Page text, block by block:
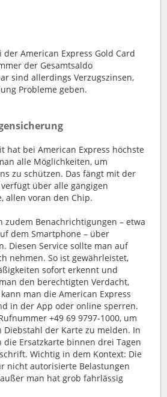
American Express Gold Card
der Gesamtsaldo
sind allerdings Verzugszinsen,
Probleme geben.
hat bei American Express höchste
alle Möglichkeiten, um
zu schützen. Das fängt mit der
über alle gängigen
allen voran den Chip.
zudem Benachrichtigungen – etwa
dem Smartphone – über
Diesen Service sollte man auf
nehmen. So ist gewährleistet,
sofort erkennt und
den berechtigten Verdacht,
man die American Express
in der App oder online sperren.
+49 69 9797-1000, um
Diebstahl der Karte zu melden. In
die Ersatzkarte binnen drei Tagen
Wichtig in dem Kontext: Die
nicht autorisierte Belastungen
man hat grob fahrlässig